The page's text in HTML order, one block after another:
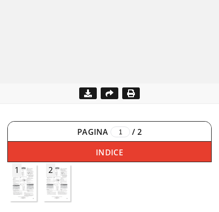
PAGINA / 2
INDICE
1
2